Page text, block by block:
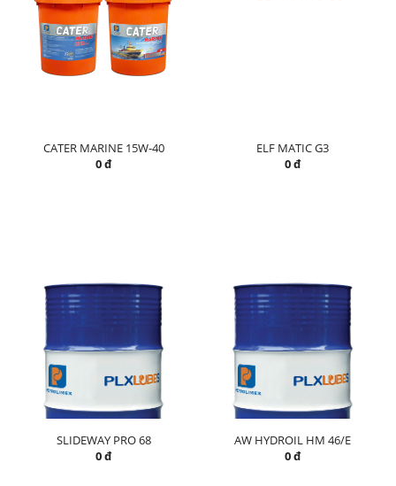
CATER MARINE 15W-40
0 đ
ELF MATIC G3
0 đ
SLIDEWAY PRO 68
0 đ
AW HYDROIL HM 46/E
0 đ